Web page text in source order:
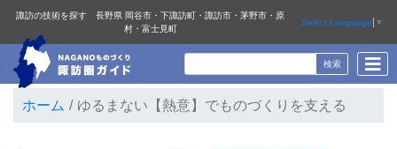
諏訪の技術を探す 長野県 岡谷市・下諏訪町・諏訪市・茅野市・原
村・富士見町
Select Language ▼
ホーム ゆるまない【熱意】でものづくりを支える